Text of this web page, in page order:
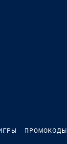
ПРОМОКОДЫ